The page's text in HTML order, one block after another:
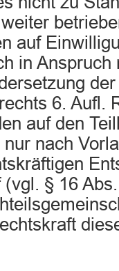
auf
in
6. Aufl.
auf den
nach
§ 16